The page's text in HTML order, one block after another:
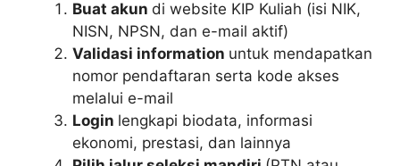
Buat akun di website KIP Kuliah (isi NIK,
NISN, NPSN, dan e-mail aktif)
Validasi information untuk mendapatkan
nomor pendaftaran serta kode akses
melalui e-mail
Login lengkapi biodata, informasi
ekonomi, prestasi, dan lainnya